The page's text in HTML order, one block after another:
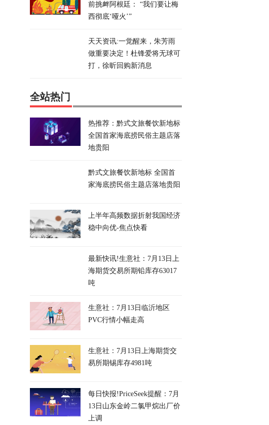
前挑衅阿根廷： “我们要让梅
西彻底‘哑火’”
天天资讯:一觉醒来，朱芳雨
做重要决定！杜锋爱将无球可
打，徐昕回购新消息
全站热门
热推荐：黔式文旅餐饮新地标
全国首家海底捞民俗主题店落
地贵阳
黔式文旅餐饮新地标 全国首
家海底捞民俗主题店落地贵阳
上半年高频数据折射我国经济
稳中向优-焦点快看
最新快讯!生意社：7月13日上
海期货交易所期铅库存63017
吨
生意社：7月13日临沂地区
PVC行情小幅走高
生意社：7月13日上海期货交
易所期锡库存4981吨
每日快报!PriceSeek提醒：7月
13日山东金岭二氯甲烷出厂价
上调